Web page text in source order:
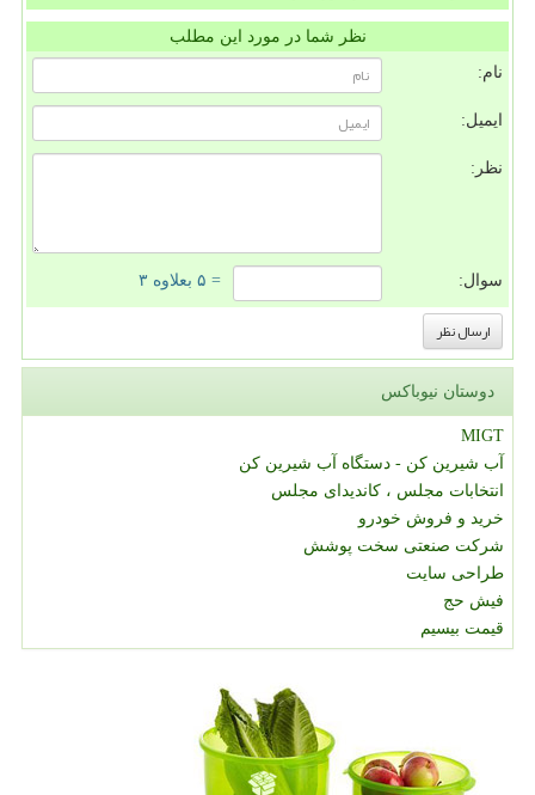
نظر شما در مورد این مطلب
نام:
ایمیل:
نظر:
سوال: = ۵ بعلاوه ۳
دوستان نیوباکس
MIGT
آب شیرین کن - دستگاه آب شیرین کن
انتخابات مجلس ، کاندیدای مجلس
خرید و فروش خودرو
شرکت صنعتی سخت پوشش
طراحی سایت
فیش حج
قیمت بیسیم